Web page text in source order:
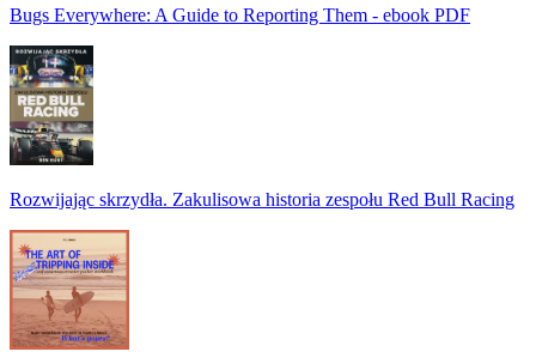
Bugs Everywhere: A Guide to Reporting Them - ebook PDF
Rozwijając skrzydła. Zakulisowa historia zespołu Red Bull Racing